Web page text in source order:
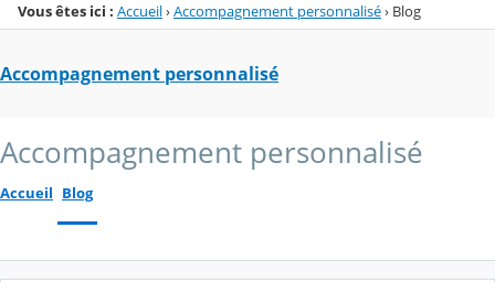
Vous êtes ici : Accueil›Accompagnement personnalisé› Blog
Accompagnement personnalisé
Accompagnement personnalisé
Accueil Blog